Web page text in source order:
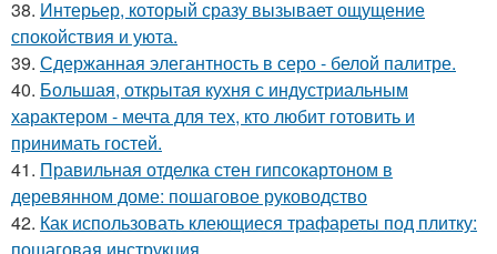
38. Интерьер, который сразу вызывает ощущение
спокойствия и уюта.
39. Сдержанная элегантность в серо - белой палитре.
40. Большая, открытая кухня с индустриальным
характером - мечта для тех, кто любит готовить и
принимать гостей.
41. Правильная отделка стен гипсокартоном в
деревянном доме: пошаговое руководство
42. Как использовать клеющиеся трафареты под плитку:
пошаговая инструкция